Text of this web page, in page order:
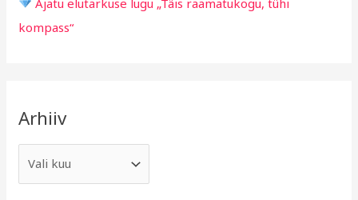
kompass“
Arhiiv